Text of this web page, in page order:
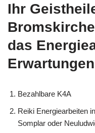
Ihr
das
Bezahlbare K4A
Reiki Energiearbeiten
Somplar oder